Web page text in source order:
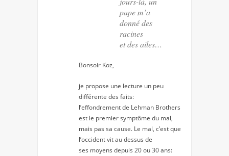
pape m’a
donné des
racines
et des ailes…
Bonsoir Koz,
je propose une lecture un peu
différente des faits:
l’effondrement de Lehman Brothers
est le premier symptôme du mal,
mais pas sa cause. Le mal, c’est que
l’occident vit au dessus de
ses moyens depuis 20 ou 30 ans: